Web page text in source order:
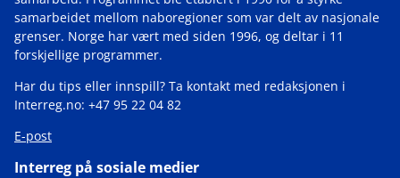
samarbeidet mellom naboregioner som var delt av nasjonale
grenser. Norge har vært med siden 1996, og deltar i 11
forskjellige programmer.
Har du tips eller innspill? Ta kontakt med redaksjonen i
Interreg.no: +47 95 22 04 82
E-post
Interreg på sosiale medier